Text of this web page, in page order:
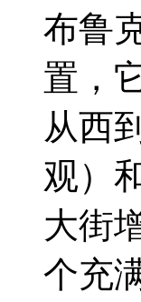
布鲁
置，
从西
观）
大街
个充